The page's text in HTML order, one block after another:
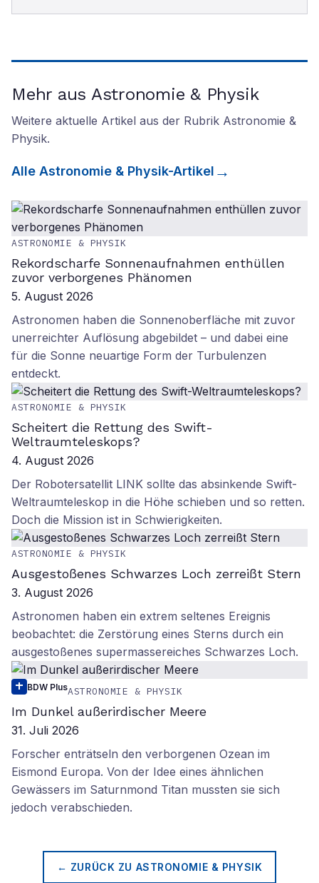
Mehr aus Astronomie & Physik
Weitere aktuelle Artikel aus der Rubrik Astronomie &
Physik.
Alle Astronomie & Physik-Artikel
ASTRONOMIE & PHYSIK
Rekordscharfe Sonnenaufnahmen enthüllen
zuvor verborgenes Phänomen
5. August 2026
Astronomen haben die Sonnenoberfläche mit zuvor
unerreichter Auflösung abgebildet – und dabei eine
für die Sonne neuartige Form der Turbulenzen
entdeckt.
ASTRONOMIE & PHYSIK
Scheitert die Rettung des Swift-
Weltraumteleskops?
4. August 2026
Der Robotersatellit LINK sollte das absinkende Swift-
Weltraumteleskop in die Höhe schieben und so retten.
Doch die Mission ist in Schwierigkeiten.
ASTRONOMIE & PHYSIK
Ausgestoßenes Schwarzes Loch zerreißt Stern
3. August 2026
Astronomen haben ein extrem seltenes Ereignis
beobachtet: die Zerstörung eines Sterns durch ein
ausgestoßenes supermassereiches Schwarzes Loch.
BDW PlusASTRONOMIE & PHYSIK
Im Dunkel außerirdischer Meere
31. Juli 2026
Forscher enträtseln den verborgenen Ozean im
Eismond Europa. Von der Idee eines ähnlichen
Gewässers im Saturnmond Titan mussten sie sich
jedoch verabschieden.
← ZURÜCK ZU ASTRONOMIE & PHYSIK